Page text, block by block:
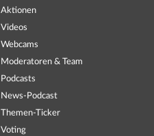
Aktionen
Videos
Webcams
Moderatoren & Team
Podcasts
News-Podcast
Themen-Ticker
Voting